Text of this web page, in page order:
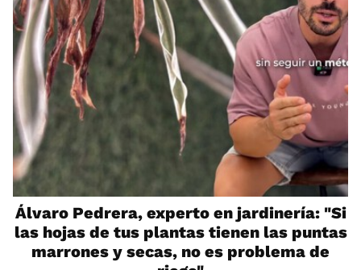
Álvaro Pedrera, experto en jardinería: "Si
las hojas de tus plantas tienen las puntas
marrones y secas, no es problema de